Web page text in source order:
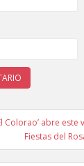
de
Colorao’ abre
Fiestas del